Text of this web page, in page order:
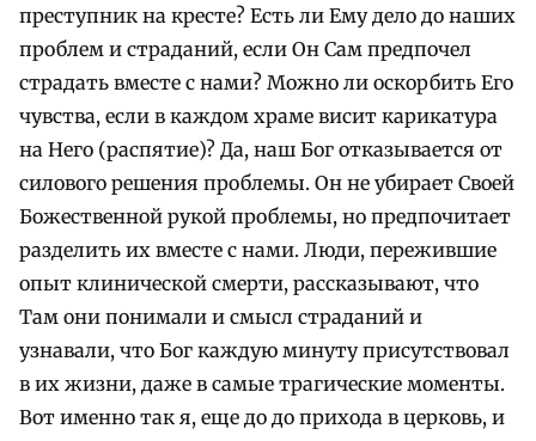
преступник на кресте? Есть ли Ему дело до наших
проблем и страданий, если Он Сам предпочел
страдать вместе с нами? Можно ли оскорбить Его
чувства, если в каждом храме висит карикатура
на Него (распятие)? Да, наш Бог отказывается от
силового решения проблемы. Он не убирает Своей
Божественной рукой проблемы, но предпочитает
разделить их вместе с нами. Люди, пережившие
опыт клинической смерти, рассказывают, что
Там они понимали и смысл страданий и
узнавали, что Бог каждую минуту присутствовал
в их жизни, даже в самые трагические моменты.
Вот именно так я, еще до до прихода в церковь, и